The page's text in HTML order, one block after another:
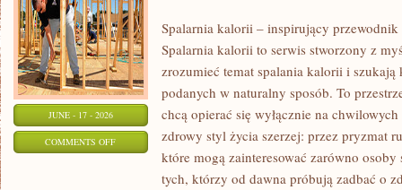
JUNE - 17 - 2026
COMMENTS OFFON
Spalarnia kalorii – inspirujący
Spalarnia kalorii to serwis stworzony z
zrozumieć temat spalania kalorii i
podanych w naturalny sposób. To
chcą opierać się wyłącznie na
zdrowy styl życia szerzej: przez pryzmat
które mogą zainteresować zarówno
tych, którzy od dawna próbują zadbać o